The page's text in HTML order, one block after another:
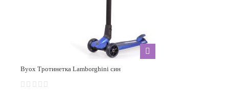
Byox Тротинетка Lamborghini син